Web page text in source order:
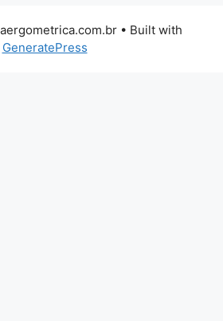
• Built with
GeneratePress